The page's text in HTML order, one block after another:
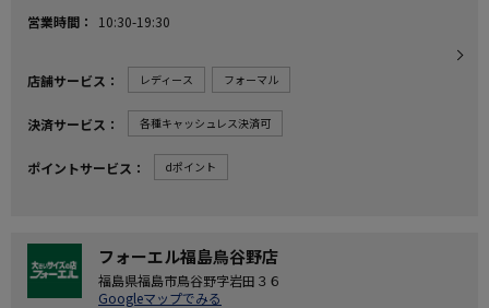
営業時間
10:30-19:30
店舗サービス レディース フォーマル
決済サービス 各種キャッシュレス決済可
ポイントサービス dポイント
フォーエル福島鳥谷野店
福島県福島市鳥谷野字岩田３６
Googleマップでみる